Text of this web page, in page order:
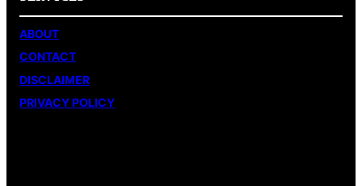
ABOUT
CONTACT
DISCLAIMER
PRIVACY POLICY